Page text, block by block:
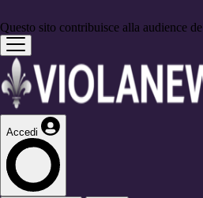
Questo sito contribuisce alla audience de
Accedi